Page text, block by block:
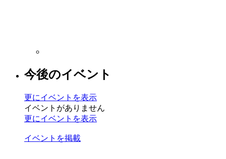
今後のイベント
更にイベントを表示
イベントがありません
更にイベントを表示
イベントを掲載